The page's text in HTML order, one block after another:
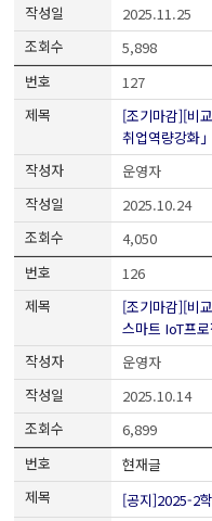
2025.11.25
5,898
127
[조기마감][비
취업역량강화
운영자
2025.10.24
4,050
126
[조기마감][비
스마트 IoT프
운영자
2025.10.14
6,899
현재글
[공지]2025-2